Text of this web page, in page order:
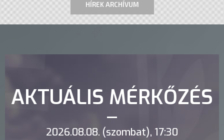
HÍREK ARCHÍVUM
AKTUÁLIS MÉRKŐZÉS
2026.08.08. (szombat), 17:30